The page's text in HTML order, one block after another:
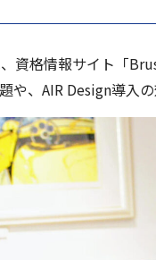
資格情報サイト「
や、AIR Design導入